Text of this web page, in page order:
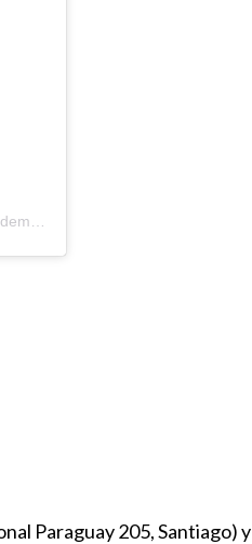
Paraguay 205, Santiago) y